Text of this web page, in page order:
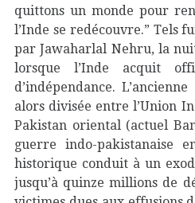
quittons un monde pour
l’Inde se redécouvre.” Tels
par Jawaharlal Nehru, la
lorsque l’Inde acquit
d’indépendance.
alors divisée entre l’Union
Pakistan oriental (actuel
guerre indo-pakistanaise
historique conduit à un
jusqu’à quinze millions de